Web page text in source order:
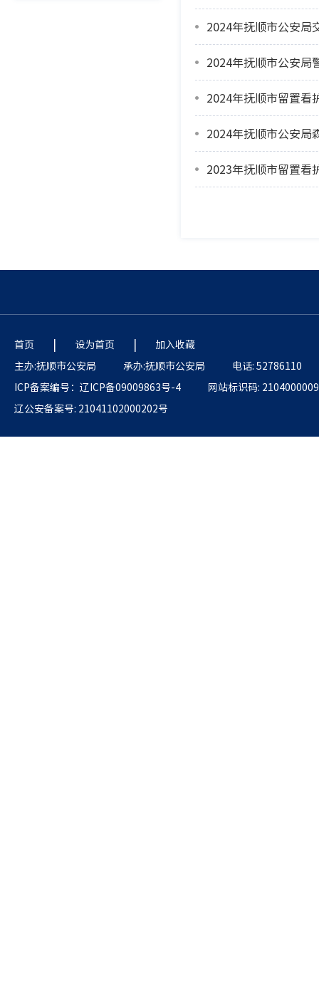
2024年抚顺市公安局
2024年抚顺市公安局
2024年抚顺市留置看
2024年抚顺市公安局
2023年抚顺市留置看
首页 | 设为首页 |
加入收藏
主办:抚顺市公安局
承办:抚顺市公安局
电话: 52786110
ICP备案编号：辽ICP备09009863号-4
网站标识码: 2104000009
辽公安备案号: 21041102000202号